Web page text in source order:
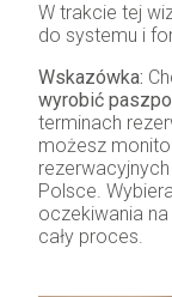
W trakcie tej
do systemu i
Wskazówka:
wyrobić
terminach
możesz
Polsce.
oczekiwania
cały proces.